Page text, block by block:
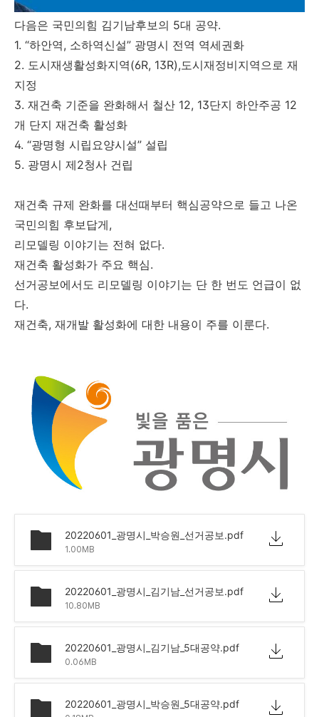
다음은 국민의힘 김기남후보의 5대 공약.
1. “하안역, 소하역신설” 광명시 전역 역세권화
2. 도시재생활성화지역(6R, 13R),도시재정비지역으로 재
지정
3. 재건축 기준을 완화해서 철산 12, 13단지 하안주공 12
개 단지 재건축 활성화
4. “광명형 시립요양시설” 설립
5. 광명시 제2청사 건립
재건축 규제 완화를 대선때부터 핵심공약으로 들고 나온
국민의힘 후보답게,
리모델링 이야기는 전혀 없다.
재건축 활성화가 주요 핵심.
선거공보에서도 리모델링 이야기는 단 한 번도 언급이 없
다.
재건축, 재개발 활성화에 대한 내용이 주를 이룬다.
20220601_광명시_박승원_선거공보.pdf
1.00MB
20220601_광명시_김기남_선거공보.pdf
10.80MB
20220601_광명시_김기남_5대공약.pdf
0.06MB
20220601_광명시_박승원_5대공약.pdf